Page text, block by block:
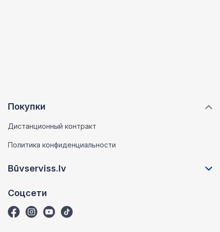
Покупки
Дистанционный контракт
Политика конфиденциальности
Būvserviss.lv
Соцсети